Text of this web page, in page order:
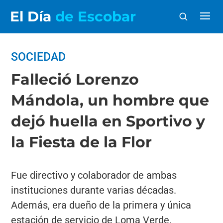
El Día de Escobar
SOCIEDAD
Falleció Lorenzo
Mándola, un hombre que
dejó huella en Sportivo y
la Fiesta de la Flor
Fue directivo y colaborador de ambas
instituciones durante varias décadas.
Además, era dueño de la primera y única
estación de servicio de Loma Verde.